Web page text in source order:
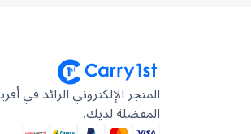
المتجر الإلكتروني الرائد في
المفضلة لديك.